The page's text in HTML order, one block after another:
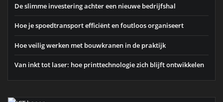
De slimme investering achter een nieuwe bedrijfshal
Hoe je spoedtransport efficiënt en foutloos organiseert
Hoe veilig werken met bouwkranen in de praktijk
Van inkt tot laser: hoe printtechnologie zich blijft ontwikkelen